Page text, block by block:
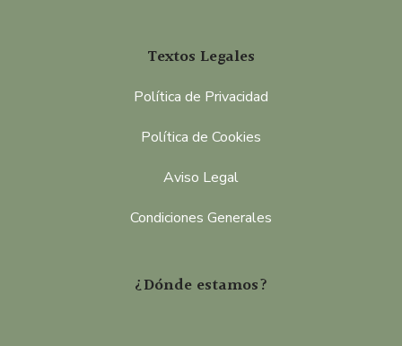
Textos Legales
Política de Privacidad
Política de Cookies
Aviso Legal
Condiciones Generales
¿Dónde estamos?